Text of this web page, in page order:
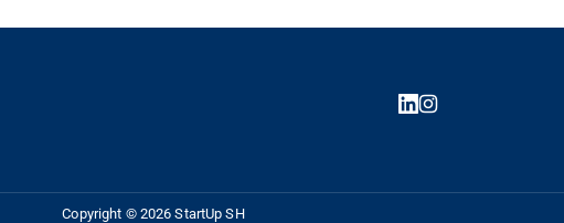
Copyright © 2026 StartUp SH